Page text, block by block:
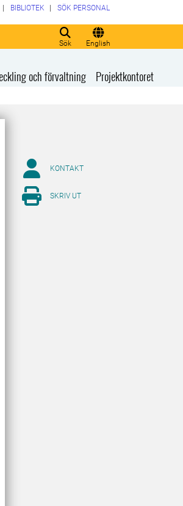
Sök English
BIBLIOTEK SÖK PERSONAL
och förvaltning Projektkontoret
KONTAKT
SKRIV UT